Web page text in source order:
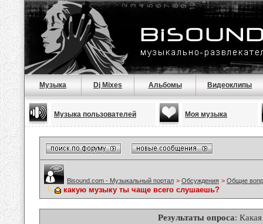
Музыка Dj Mixes Альбомы Видеоклипы
Музыка пользователей Моя музыка
Bisound.com - Музыкальный портал > Обсуждения > Общие
какую музыку ты чаще всего слушаешь?
Результаты опроса: